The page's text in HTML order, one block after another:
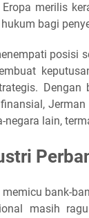
merilis
bagi
posisi
negara lain,
bank-
masih